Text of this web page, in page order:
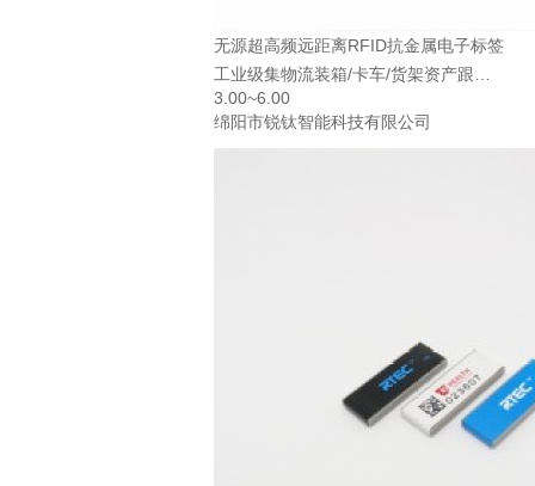
无源超高频远距离RFID抗金属电子标签
工业级集物流装箱/卡车/货架资产跟踪
电子标签—ROD Mini
3.00~6.00
绵阳市锐钛智能科技有限公司